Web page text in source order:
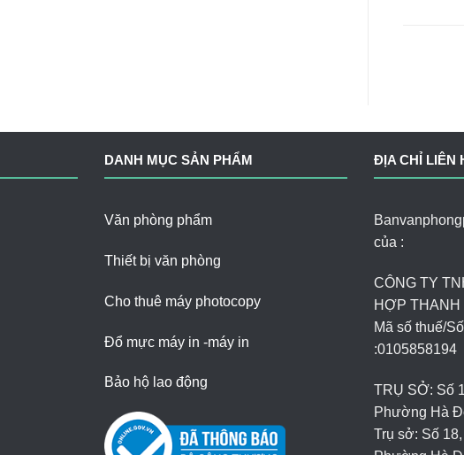
DANH MỤC SẢN PHẨM
Văn phòng phẩm
Thiết bị văn phòng
Cho thuê máy photocopy
Đổ mực máy in -máy in
Bảo hộ lao động
ĐỊA CHỈ LIÊN
của :
CÔNG TY
HỢP THANH
Mã số thuế/
:0105858194
TRỤ SỞ: Số
Phường Hà
Trụ sở: Số